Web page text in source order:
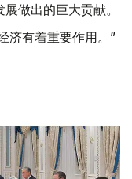
做出的巨大贡献。
济有着重要作用。”